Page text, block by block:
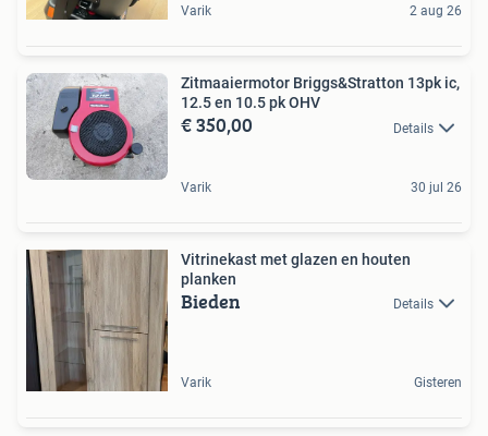
Varik 2 aug 26
Zitmaaiermotor Briggs&Stratton 13pk ic,
12.5 en 10.5 pk OHV
€ 350,00 Details
Varik 30 jul 26
Vitrinekast met glazen en houten
planken
Bieden Details
Varik Gisteren